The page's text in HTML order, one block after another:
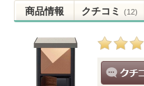
商品情報 クチコミ (12)